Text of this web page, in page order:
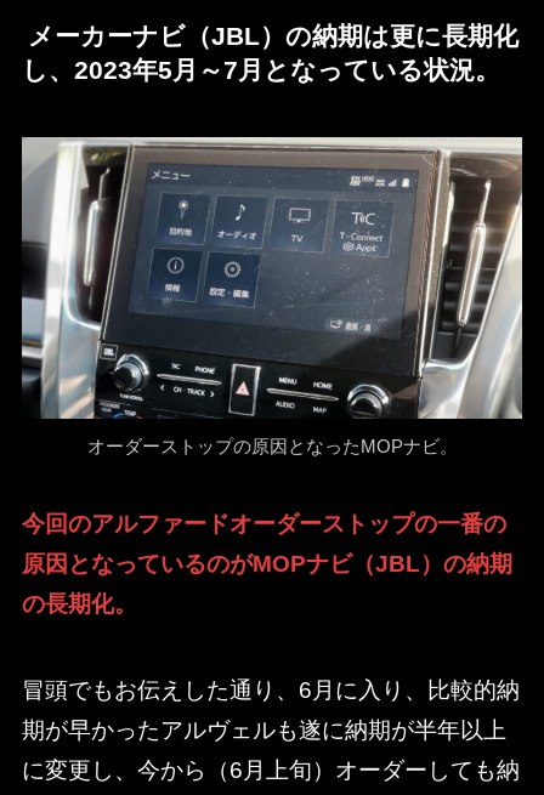
メーカーナビ（JBL）の納期は更に長期化
し、2023年5月～7月となっている状況。
オーダーストップの原因となったMOPナビ。
今回のアルファードオーダーストップの一番の
原因となっているのがMOPナビ（JBL）の納期
の長期化。
冒頭でもお伝えした通り、6月に入り、比較的納
期が早かったアルヴェルも遂に納期が半年以上
に変更し、今から（6月上旬）オーダーしても納